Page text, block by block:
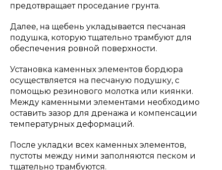
предотвращает проседание грунта.
Далее, на щебень укладывается песчаная
подушка, которую тщательно трамбуют для
обеспечения ровной поверхности.
Установка каменных элементов бордюра
осуществляется на песчаную подушку, с
помощью резинового молотка или киянки.
Между каменными элементами необходимо
оставить зазор для дренажа и компенсации
температурных деформаций.
После укладки всех каменных элементов,
пустоты между ними заполняются песком и
тщательно трамбуются.